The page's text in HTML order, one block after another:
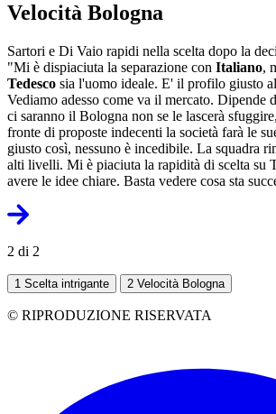
Velocità Bologna
Sartori e Di Vaio rapidi nella scelta dopo la
"Mi è dispiaciuta la separazione con Italiano,
Tedesco sia l'uomo ideale. E' il profilo giusto
Vediamo adesso come va il mercato. Dipende
ci saranno il Bologna non se le lascerà
fronte di proposte indecenti la società farà le
giusto così, nessuno è incedibile. La squadra
alti livelli. Mi è piaciuta la rapidità di scelta su
avere le idee chiare. Basta vedere cosa sta
2 di 2
1 Scelta intrigante 2 Velocità Bologna
© RIPRODUZIONE RISERVATA